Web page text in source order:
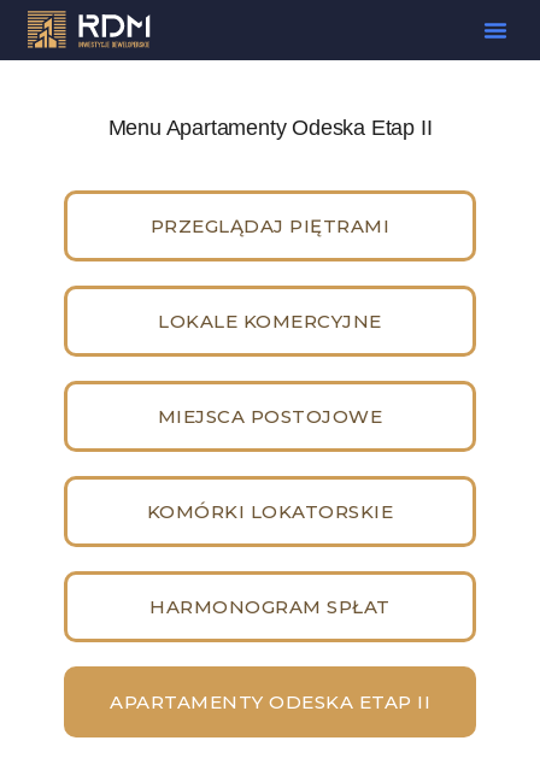
Menu Apartamenty Odeska Etap II
PRZEGLĄDAJ PIĘTRAMI
LOKALE KOMERCYJNE
MIEJSCA POSTOJOWE
KOMÓRKI LOKATORSKIE
HARMONOGRAM SPŁAT
APARTAMENTY ODESKA ETAP II